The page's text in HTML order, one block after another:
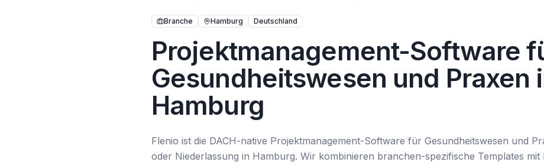
Branche Hamburg Deutschland
Projektmanagement-Software
Gesundheitswesen und Praxen
Hamburg
Flenio ist die DACH-native Projektmanagement-Software für Gesundheitswesen und
oder Niederlassung in Hamburg. Wir kombinieren branchen-spezifische Templates mit